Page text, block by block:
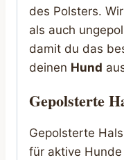
des Polsters.
als auch
damit du das
deinen Hund
Gepolsterte
Gepolsterte
für aktive